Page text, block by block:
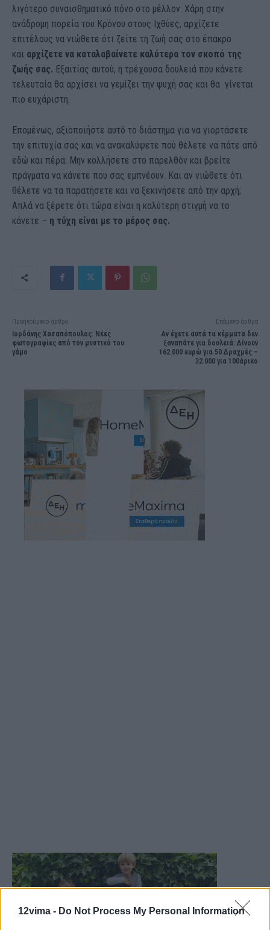
12vima - Do Not Process My Personal Information
λιγότερο συναισθηματικό πόνο στο μέλλον. Χάρη στην
ανάδρομη πορεία του Κρόνου στους Ιχθύες, αρχίζετε
επιτέλους να νιώθετε ότι ζείτε τη ζωή σας στο έπακρο
και αρχίζετε να καταλαβαίνετε καλύτερα τον σκοπό της
ζωής σας. Εξαιτίας αυτού, η τρέχουσα δουλειά που κάνετε
τελευταία θα αρχίσει να γεμίζει την ψυχή σας και θα γίνεται
πιο ευχάριστη.
Επομένως, αξιοποιήστε αυτό το διάστημα για να γιορτάσετε
την επιτυχία σας και να ανακαλύψετε πού θέλετε να πάτε από
εδώ και πέρα. Μην κολλήσετε στο παρελθόν και βρείτε
πράγματα να κάνετε που σας εμπνέουν. Και αν νιώθετε ότι
θέλετε να τα παρατήσετε και να ξεκινήσετε από την αρχή;
Απλά να ξέρετε ότι τώρα είναι η καλύτερη στιγμή να το
κάνετε – η τύχη είναι με το μέρος σας.
Προηγούμενο άρθρο
Ιορδάνης Χασαπόπουλος: Νέες
φωτογραφίες από τον μυστικό του
γάμο
Επόμενο άρθρο
Αν έχετε αυτά τα κέρματα δεν
ξαναπάτε για δουλειά: Δίνουν
162.000 εuρώ για 50 Δραχμές –
32.000 για 100άρικο